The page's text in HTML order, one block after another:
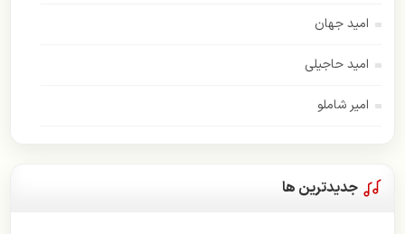
امید جهان
امید حاجیلی
امیر شاملو
امیر عباس گلاب
جدیدترین ها